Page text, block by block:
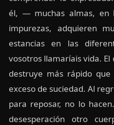
él, — muchas almas, en
impurezas, adquieren
estancias en las
vosotros llamaríais vida. El
destruye más rápido
exceso de suciedad. Al
para reposar, no lo
desesperación otro